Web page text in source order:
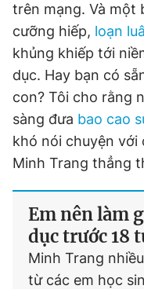
trên mạng. Và một
cưỡng hiếp, loạn
khủng khiếp tới
dục. Hay bạn có
con? Tôi cho rằng
sàng đưa bao cao
khó nói chuyện với
Minh Trang thẳng
Em nên làm
dục trước 18
Minh Trang
từ các em học